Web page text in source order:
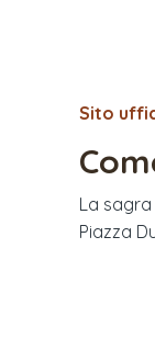
Sito
La
Piazza